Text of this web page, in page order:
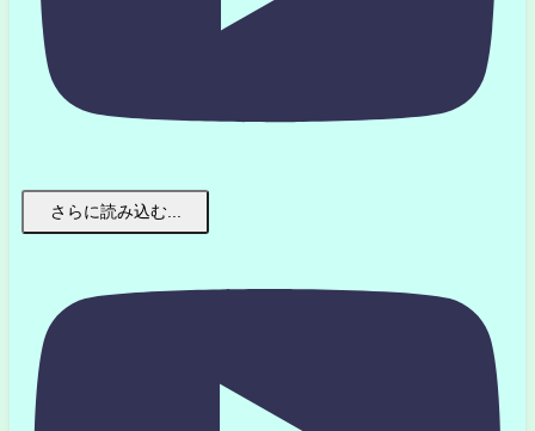
さらに読み込む...